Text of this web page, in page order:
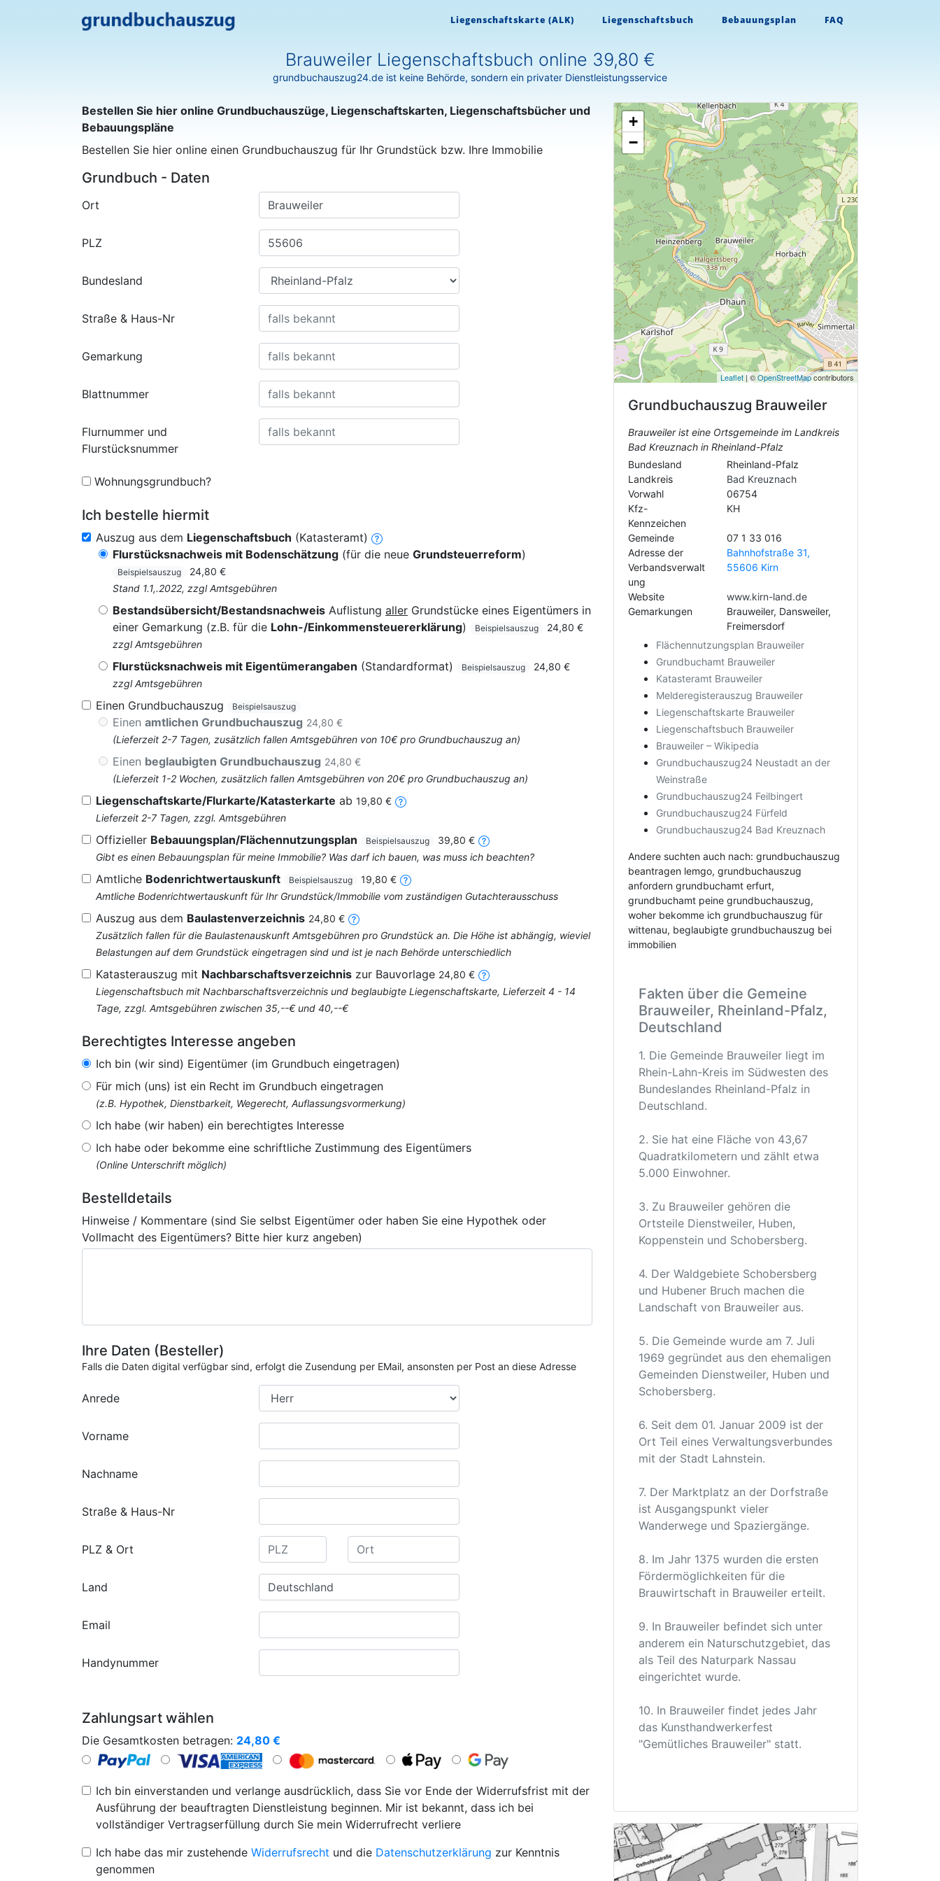
Liegenschaftskarte (ALK) Liegenschaftsbuch Bebauungsplan FAQ
Brauweiler Liegenschaftsbuch online 39,80 €
grundbuchauszug24.de ist keine Behörde, sondern ein privater Dienstleistungsservice
Bestellen Sie hier online Grundbuchauszüge, Liegenschaftskarten, Liegenschaftsbücher und
Bebauungspläne
Bestellen Sie hier online einen Grundbuchauszug für Ihr Grundstück bzw. Ihre Immobilie
Grundbuch - Daten
Ort
PLZ
Bundesland
Straße & Haus-Nr
Gemarkung
Blattnummer
Flurnummer und
Flurstücksnummer
Wohnungsgrundbuch?
Ich bestelle hiermit
Auszug aus dem Liegenschaftsbuch (Katasteramt)
Flurstücksnachweis mit Bodenschätzung (für die neue Grundsteuerreform)
Beispielsauszug
24,80 €
Stand 1.1,.2022, zzgl Amtsgebühren
Bestandsübersicht/Bestandsnachweis Auflistung aller Grundstücke eines Eigentümers in
einer Gemarkung (z.B. für die Lohn-/Einkommensteuererklärung) Beispielsauszug
24,80 €
zzgl Amtsgebühren
Flurstücksnachweis mit Eigentümerangaben (Standardformat) Beispielsauszug
24,80 €
zzgl Amtsgebühren
Einen Grundbuchauszug Beispielsauszug
Einen amtlichen Grundbuchauszug 24,80 €
(Lieferzeit 2-7 Tagen, zusätzlich fallen Amtsgebühren von 10€ pro Grundbuchauszug an)
Einen beglaubigten Grundbuchauszug 24,80 €
(Lieferzeit 1-2 Wochen, zusätzlich fallen Amtsgebühren von 20€ pro Grundbuchauszug an)
Liegenschaftskarte/Flurkarte/Katasterkarte ab 19,80 €
Lieferzeit 2-7 Tagen, zzgl. Amtsgebühren
Offizieller Bebauungsplan/Flächennutzungsplan Beispielsauszug
39,80 €
Gibt es einen Bebauungsplan für meine Immobilie? Was darf ich bauen, was muss ich beachten?
Amtliche Bodenrichtwertauskunft Beispielsauszug
19,80 €
Amtliche Bodenrichtwertauskunft für Ihr Grundstück/Immobilie vom zuständigen Gutachterausschuss
Auszug aus dem Baulastenverzeichnis 24,80 €
Zusätzlich fallen für die Baulastenauskunft Amtsgebühren pro Grundstück an. Die Höhe ist abhängig, wieviel
Belastungen auf dem Grundstück eingetragen sind und ist je nach Behörde unterschiedlich
Katasterauszug mit Nachbarschaftsverzeichnis zur Bauvorlage 24,80 €
Liegenschaftsbuch mit Nachbarschaftsverzeichnis und beglaubigte Liegenschaftskarte, Lieferzeit 4 - 14
Tage, zzgl. Amtsgebühren zwischen 35,--€ und 40,--€
Berechtigtes Interesse angeben
Ich bin (wir sind) Eigentümer (im Grundbuch eingetragen)
Für mich (uns) ist ein Recht im Grundbuch eingetragen
(z.B. Hypothek, Dienstbarkeit, Wegerecht, Auflassungsvormerkung)
Ich habe (wir haben) ein berechtigtes Interesse
Ich habe oder bekomme eine schriftliche Zustimmung des Eigentümers
(Online Unterschrift möglich)
Bestelldetails
Hinweise / Kommentare (sind Sie selbst Eigentümer oder haben Sie eine Hypothek oder
Vollmacht des Eigentümers? Bitte hier kurz angeben)
Ihre Daten (Besteller)
Falls die Daten digital verfügbar sind, erfolgt die Zusendung per EMail, ansonsten per Post an diese Adresse
Anrede
Vorname
Nachname
Straße & Haus-Nr
PLZ & Ort
Land
Email
Handynummer
Zahlungsart wählen
Die Gesamtkosten betragen: 24,80 €
Ich bin einverstanden und verlange ausdrücklich, dass Sie vor Ende der Widerrufsfrist mit der
Ausführung der beauftragten Dienstleistung beginnen. Mir ist bekannt, dass ich bei
vollständiger Vertragserfüllung durch Sie mein Widerrufrecht verliere
Ich habe das mir zustehende Widerrufsrecht und die Datenschutzerklärung zur Kenntnis
genommen
+
−
Leaflet | ©OpenStreetMapcontributors
Grundbuchauszug Brauweiler
Brauweiler ist eine Ortsgemeinde im Landkreis
Bad Kreuznach in Rheinland-Pfalz
Bundesland
Rheinland-Pfalz
Landkreis
Bad Kreuznach
Vorwahl
06754
Kfz-
Kennzeichen
KH
Gemeinde
07 1 33 016
Adresse der
Verbandsverwalt
ung
Bahnhofstraße 31,
55606 Kirn
Website
www.kirn-land.de
Gemarkungen
Brauweiler, Dansweiler,
Freimersdorf
Flächennutzungsplan Brauweiler
Grundbuchamt Brauweiler
Katasteramt Brauweiler
Melderegisterauszug Brauweiler
Liegenschaftskarte Brauweiler
Liegenschaftsbuch Brauweiler
Brauweiler – Wikipedia
Grundbuchauszug24 Neustadt an der
Weinstraße
Grundbuchauszug24 Feilbingert
Grundbuchauszug24 Fürfeld
Grundbuchauszug24 Bad Kreuznach
Andere suchten auch nach: grundbuchauszug
beantragen lemgo, grundbuchauszug
anfordern grundbuchamt erfurt,
grundbuchamt peine grundbuchauszug,
woher bekomme ich grundbuchauszug für
wittenau, beglaubigte grundbuchauszug bei
immobilien
Fakten über die Gemeine
Brauweiler, Rheinland-Pfalz,
Deutschland
1. Die Gemeinde Brauweiler liegt im
Rhein-Lahn-Kreis im Südwesten des
Bundeslandes Rheinland-Pfalz in
Deutschland.
2. Sie hat eine Fläche von 43,67
Quadratkilometern und zählt etwa
5.000 Einwohner.
3. Zu Brauweiler gehören die
Ortsteile Dienstweiler, Huben,
Koppenstein und Schobersberg.
4. Der Waldgebiete Schobersberg
und Hubener Bruch machen die
Landschaft von Brauweiler aus.
5. Die Gemeinde wurde am 7. Juli
1969 gegründet aus den ehemaligen
Gemeinden Dienstweiler, Huben und
Schobersberg.
6. Seit dem 01. Januar 2009 ist der
Ort Teil eines Verwaltungsverbundes
mit der Stadt Lahnstein.
7. Der Marktplatz an der Dorfstraße
ist Ausgangspunkt vieler
Wanderwege und Spaziergänge.
8. Im Jahr 1375 wurden die ersten
Fördermöglichkeiten für die
Brauwirtschaft in Brauweiler erteilt.
9. In Brauweiler befindet sich unter
anderem ein Naturschutzgebiet, das
als Teil des Naturpark Nassau
eingerichtet wurde.
10. In Brauweiler findet jedes Jahr
das Kunsthandwerkerfest
"Gemütliches Brauweiler" statt.